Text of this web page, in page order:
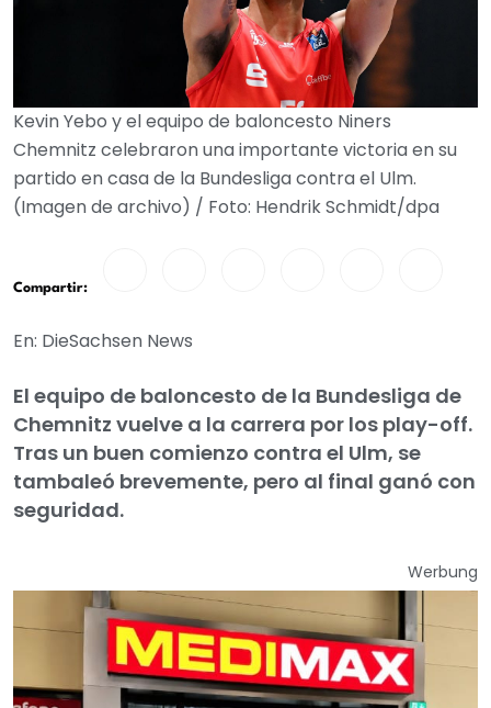
Kevin Yebo y el equipo de baloncesto Niners
Chemnitz celebraron una importante victoria en su
partido en casa de la Bundesliga contra el Ulm.
(Imagen de archivo) / Foto: Hendrik Schmidt/dpa
Compartir:
En: DieSachsen News
El equipo de baloncesto de la Bundesliga de
Chemnitz vuelve a la carrera por los play-off.
Tras un buen comienzo contra el Ulm, se
tambaleó brevemente, pero al final ganó con
seguridad.
Werbung